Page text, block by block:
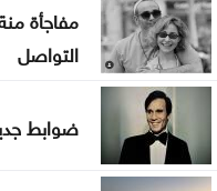
مفاجأة
التواصل
ضوابط